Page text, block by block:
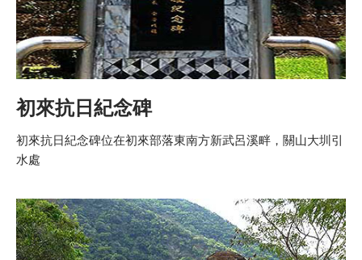
初來抗日紀念碑
初來抗日紀念碑位在初來部落東南方新武呂溪畔，關山大圳引
水處